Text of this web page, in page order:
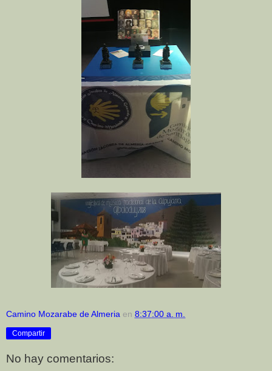
Camino Mozarabe de Almeria en 8:37:00 a. m.
Compartir
No hay comentarios: